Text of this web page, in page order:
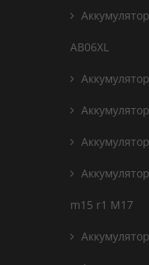
AB06XL
m15 r1 M17